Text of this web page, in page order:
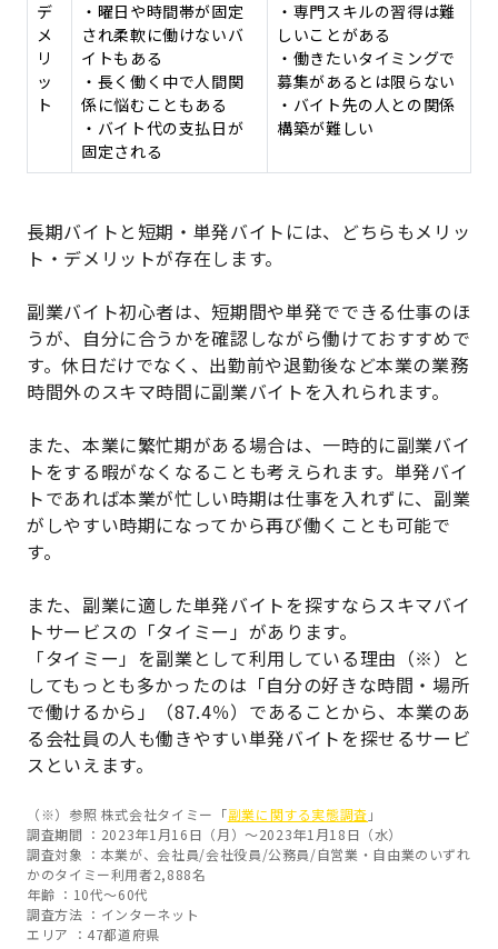
デ
メ
リ
ッ
ト
・曜日や時間帯が固定
され柔軟に働けないバ
イトもある
・長く働く中で人間関
係に悩むこともある
・バイト代の支払日が
固定される
・専門スキルの習得は難
しいことがある
・働きたいタイミングで
募集があるとは限らない
・バイト先の人との関係
構築が難しい
長期バイトと短期・単発バイトには、どちらもメリッ
ト・デメリットが存在します。
副業バイト初心者は、短期間や単発でできる仕事のほ
うが、自分に合うかを確認しながら働けておすすめで
す。休日だけでなく、出勤前や退勤後など本業の業務
時間外のスキマ時間に副業バイトを入れられます。
また、本業に繁忙期がある場合は、一時的に副業バイ
トをする暇がなくなることも考えられます。単発バイ
トであれば本業が忙しい時期は仕事を入れずに、副業
がしやすい時期になってから再び働くことも可能で
す。
また、副業に適した単発バイトを探すならスキマバイ
トサービスの「タイミー」があります。
「タイミー」を副業として利用している理由（※）と
してもっとも多かったのは「自分の好きな時間・場所
で働けるから」（87.4％）であることから、本業のあ
る会社員の人も働きやすい単発バイトを探せるサービ
スといえます。
（※）参照 株式会社タイミー「副業に関する実態調査 」
調査期間 ：2023年1月16日（月）～2023年1月18日（水）
調査対象 ：本業が、会社員/会社役員/公務員/自営業・自由業のいずれ
かのタイミー利用者2,888名
年齢 ：10代～60代
調査方法 ：インターネット
エリア ：47都道府県